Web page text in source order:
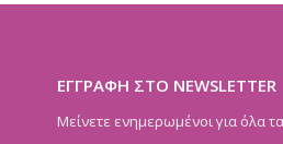
ΕΓΓΡΑΦΗ ΣΤΟ NEWSLETTER
Μείνετε ενημερωμένοι για όλα